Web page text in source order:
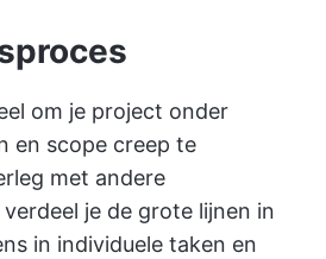
om je project onder
en scope creep te
met andere
je de grote lijnen in
in individuele taken en